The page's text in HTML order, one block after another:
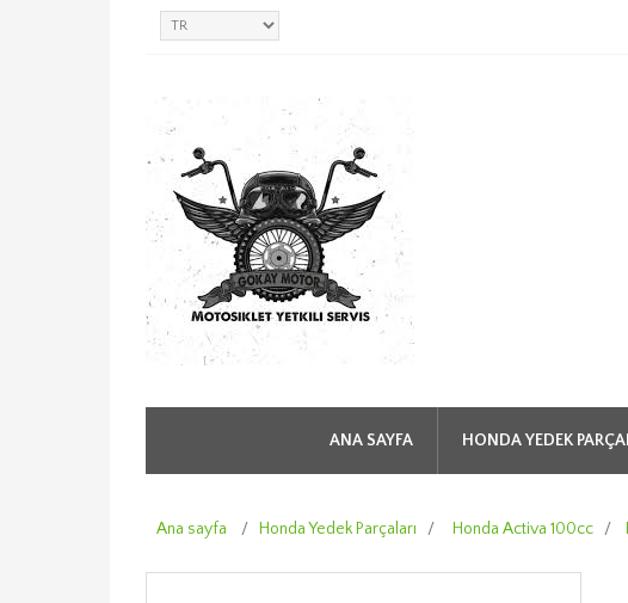
ANA SAYFA HONDA YEDEK
Ana sayfa / Honda Yedek Parçaları / Honda Activa 100cc /